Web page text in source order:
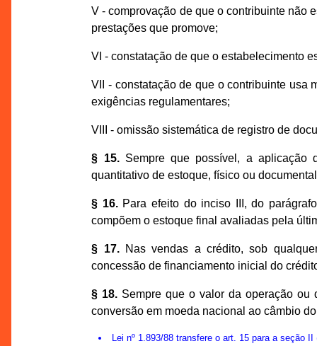
V - comprovação de que o contribuinte não
prestações que promove;
VI - constatação de que o estabelecimento
VII - constatação de que o contribuinte usa
exigências regulamentares;
VIII - omissão sistemática de registro de
§ 15.Sempre que possível, a aplicação
quantitativo de estoque, físico ou
§ 16.Para efeito do inciso III, do
compõem o estoque final avaliadas pela
§ 17.Nas vendas a crédito, sob
concessão de financiamento inicial do
§ 18. Sempre que o valor da operação ou
conversão em moeda nacional ao câmbio
Lei nº 1.893/88 transfere o art. 15 para a seção